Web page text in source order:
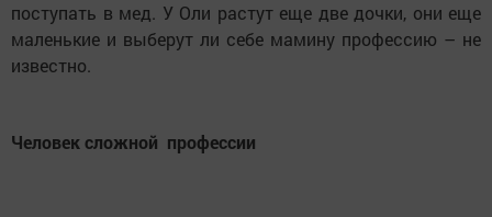
поступать в мед. У Оли растут еще две дочки, они еще
маленькие и выберут ли себе мамину профессию – не
известно.
Человек сложной профессии